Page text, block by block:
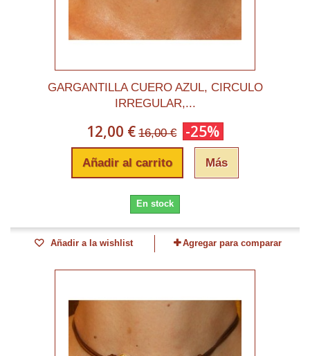
GARGANTILLA CUERO AZUL, CIRCULO
IRREGULAR,...
12,00 € 16,00 € -25%
Añadir al carrito Más
En stock
Añadir a la wishlist Agregar para comparar